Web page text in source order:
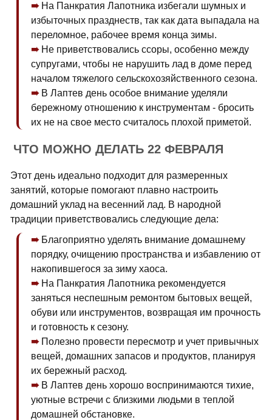
На Панкратия Лапотника избегали шумных и
избыточных празднеств, так как дата выпадала на
переломное, рабочее время конца зимы.
Не приветствовались ссоры, особенно между
супругами, чтобы не нарушить лад в доме перед
началом тяжелого сельскохозяйственного сезона.
В Лаптев день особое внимание уделяли
бережному отношению к инструментам - бросить
их не на свое место считалось плохой приметой.
ЧТО МОЖНО ДЕЛАТЬ 22 ФЕВРАЛЯ
Этот день идеально подходит для размеренных
занятий, которые помогают плавно настроить
домашний уклад на весенний лад. В народной
традиции приветствовались следующие дела:
Благоприятно уделять внимание домашнему
порядку, очищению пространства и избавлению от
накопившегося за зиму хаоса.
На Панкратия Лапотника рекомендуется
заняться неспешным ремонтом бытовых вещей,
обуви или инструментов, возвращая им прочность
и готовность к сезону.
Полезно провести пересмотр и учет привычных
вещей, домашних запасов и продуктов, планируя
их бережный расход.
В Лаптев день хорошо воспринимаются тихие,
уютные встречи с близкими людьми в теплой
домашней обстановке.